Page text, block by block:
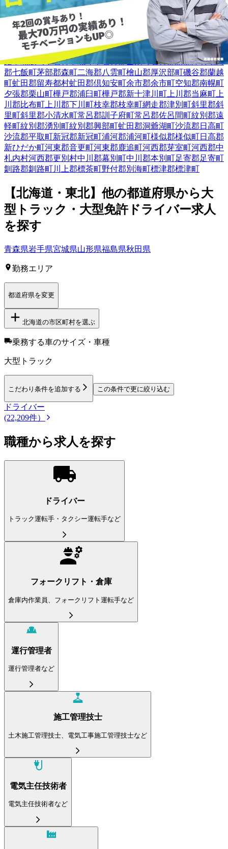
札幌市中央区札幌市北区 札幌市白石区札幌市豊平
区札幌市南区札幌市西区札幌市厚別区 札幌市手稲区 札幌市清
田区函館市小樽市旭川市室蘭市 帯広市北見市岩見沢市
網走市留萌市苫小牧市稚内市美唄市江別市 赤平市紋別市士別
名寄市 三笠市千歳市滝川市砂川市 深川市富良野市登別市恵
庭市
北広島市石狩市 北斗市 石狩郡当別町 石狩郡新篠津村亀田
郡七飯町茅部郡森町二海郡八雲町檜山郡厚沢部町磯谷郡蘭越
町虻田郡留寿都村虻田郡倶知安町余市郡余市町空知郡南幌町
夕張郡栗山町樺戸郡浦臼町樺戸郡新十津川町 上川郡当麻町 上
川郡比布町 上川郡下川町枝幸郡枝幸町網走郡津別町斜里郡斜
里町斜里郡小清水町常呂郡訓子府町常呂郡佐呂間町紋別郡遠
軽町紋別郡湧別町紋別郡興部町虻田郡洞爺湖町沙流郡日高町
沙流郡平取町新冠郡新冠町浦河郡浦河町様似郡様似町日高郡
新ひだか町河東郡音更町河東郡鹿追町河西郡芽室町河西郡中
札内村河西郡更別村中川郡幕別町中川郡本別町足寄郡足寄町
釧路郡釧路町川上郡標茶町野付郡別海町標津郡標津町
【北海道・東北】他の都道府県から大
型トラック・大型免許ドライバー求人
を探す
青森県岩手県宮城県山形県福島県秋田県
勤務エリア
都道府県を変更
北海道の市区町村を選ぶ
乗務する車のサイズ・車種
大型トラック
こだわり条件を追加する この条件で更に絞り込む
ドライバー
(22,209件）
職種から求人を探す
ドライバー
トラック運転手・タクシー運転手など
フォークリフト・倉庫
倉庫内作業員、フォークリフト運転手など
運行管理者
運行管理者など
施工管理技士
土木施工管理技士、電気工事施工管理技士など
電気主任技術者
電気主任技術者など